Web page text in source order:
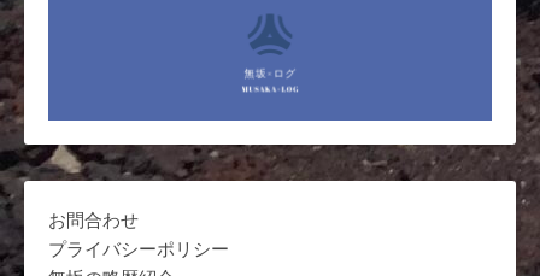
お問合わせ
プライバシーポリシー